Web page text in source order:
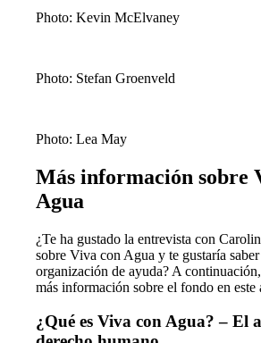
Photo: Kevin McElvaney
Photo: Stefan Groenveld
Photo: Lea May
Más información sobre
Agua
¿Te ha gustado la entrevista con
sobre Viva con Agua y te gustaría saber
organización de ayuda? A
más información sobre el fondo en este
¿Qué es Viva con Agua? – El